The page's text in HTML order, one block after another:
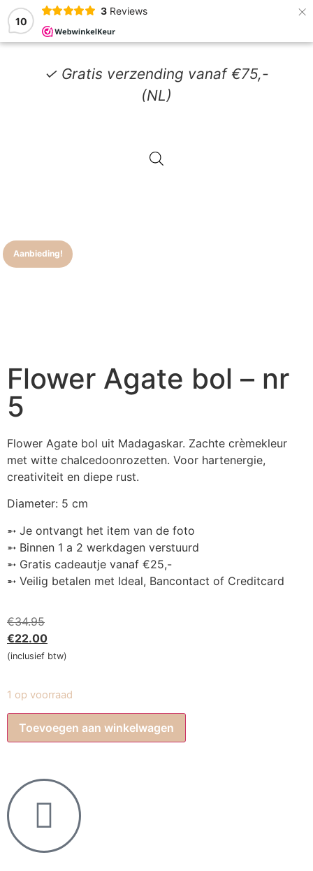
10
3 Reviews ×
✓ Gratis verzending vanaf €75,-
(NL)
Aanbieding!
Flower Agate bol – nr
5
Flower Agate bol uit Madagaskar. Zachte crèmekleur
met witte chalcedoonrozetten. Voor hartenergie,
creativiteit en diepe rust.
Diameter: 5 cm
➵ Je ontvangt het item van de foto
➵ Binnen 1 a 2 werkdagen verstuurd
➵ Gratis cadeautje vanaf €25,-
➵ Veilig betalen met Ideal, Bancontact of Creditcard
€34.95
€22.00
(inclusief btw)
1 op voorraad
Toevoegen aan winkelwagen